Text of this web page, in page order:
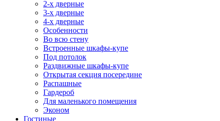
2-х дверные
3-х дверные
4-х дверные
Особенности
Во всю стену
Встроенные шкафы-купе
Под потолок
Раздвижные шкафы-купе
Открытая секция посередине
Распашные
Гардероб
Для маленького помещения
Эконом
Гостиные